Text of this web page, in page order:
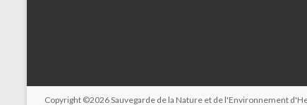
Copyright ©2026Sauvegarde de la Nature et de l'Environnement